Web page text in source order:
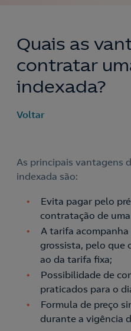
Quais as
contratar
indexada?
Voltar
As principais vantagens
indexada são:
Evita pagar pelo
contratação de
A tarifa acompanha
grossista, pelo que
ao da tarifa fixa;
Possibilidade de
praticados para o
Formula de preço
durante a vigência